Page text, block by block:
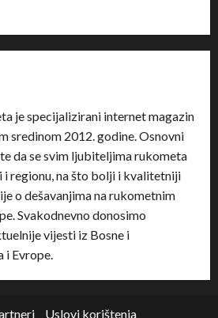
je specijalizirani internet magazin
sredinom 2012. godine. Osnovni
da se svim ljubiteljima rukometa
i regionu, na što bolji i kvalitetniji
o dešavanjima na rukometnim
Svakodnevno donosimo
vijesti iz Bosne i
i Evrope.
Uslovi korištenja